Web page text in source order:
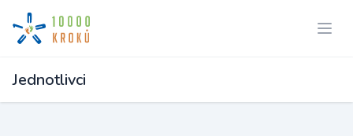
Jednotlivci